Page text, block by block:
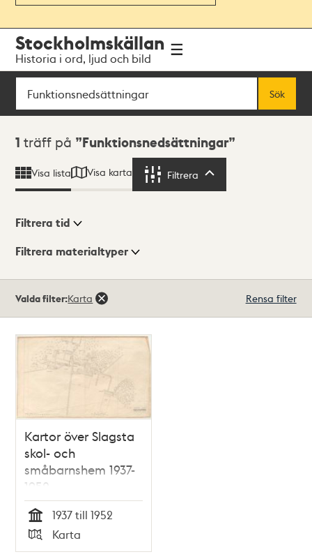
navigationen
huvudinnehållet
Stockholmskällan
Historia i ord, ljud och bild
Sök
Sök
Sökresultat
1 träff på Funktionsnedsättningar
Visa lista Visa karta Filtrera
Visningsläge
Filtrera tid
Filtrera materialtyper
träffar
Valda filter:Karta Rensa filter
Kartor över Slagsta
skol- och
småbarnshem 1937-
1952
(situationsplaner)
Tid
1937 till 1952
Typ
Karta